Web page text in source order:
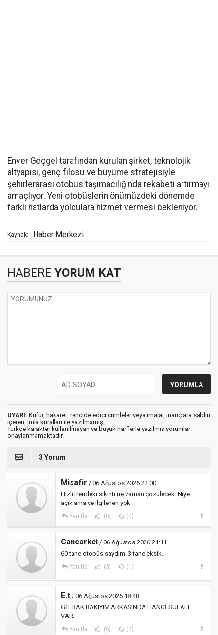
Enver Geçgel tarafından kurulan şirket, teknolojik
altyapısı, genç filosu ve büyüme stratejisiyle
şehirlerarası otobüs taşımacılığında rekabeti artırmayı
amaçlıyor. Yeni otobüslerin önümüzdeki dönemde
farklı hatlarda yolculara hizmet vermesi bekleniyor.
Kaynak: Haber Merkezi
HABERE YORUM KAT
UYARI: Küfür, hakaret, rencide edici cümleler veya imalar, inançlara saldırı
içeren, imla kuralları ile yazılmamış,
Türkçe karakter kullanılmayan ve büyük harflerle yazılmış yorumlar
onaylanmamaktadır.
3 Yorum
Misafir / 06 Ağustos 2026 22:00
Hızlı trendeki sıkıntı ne zaman çözülecek. Niye
açıklama ve ilgilenen yok
Yanıtla (0) (0)
Cancarkci / 06 Ağustos 2026 21:11
60 tane otobüs saydım. 3 tane eksik.
Yanıtla (3) (1)
E.t / 06 Ağustos 2026 18:48
GİT BAK BAKIYIM ARKASINDA HANGİ SÜLALE
VAR.
Yanıtla (5) (2)